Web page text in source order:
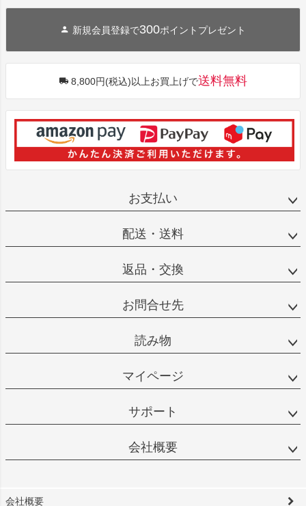
新規会員登録で300ポイントプレゼント
8,800円(税込)以上お買上げで送料無料
お支払い
配送・送料
返品・交換
お問合せ先
読み物
マイページ
サポート
会社概要
会社概要